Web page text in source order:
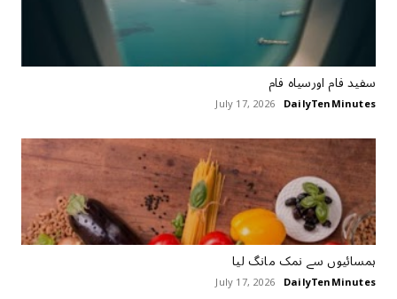
سفید فام اورسیاہ فام
DailyTenMinutes
July 17, 2026
ہمسائیوں سے نمک مانگ لیا
DailyTenMinutes
July 17, 2026